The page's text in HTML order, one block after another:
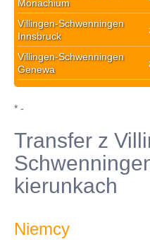
Monachium
Villingen-Schwenningen
Innsbruck
Villingen-Schwenningen
Genewa
* -
Transfer z
kierunkach
Niemcy